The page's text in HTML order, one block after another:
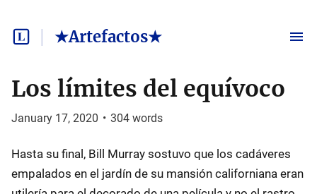
★Artefactos★
Los límites del equívoco
January 17, 2020 • 304 words
Hasta su final, Bill Murray sostuvo que los cadáveres
empalados en el jardín de su mansión californiana eran